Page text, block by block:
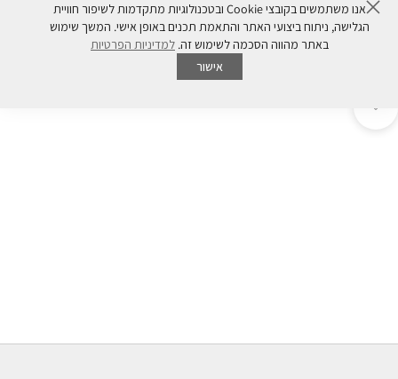
סגור
אנו משתמשים בקובצי Cookie ובטכנולוגיות מתקדמות לשיפור חוויית
הגלישה, ניתוח ביצועי האתר והתאמת תכנים באופן אישי. המשך שימוש
באתר מהווה הסכמה לשימוש זה. למדיניות הפרטיות
אישור
our commitment to sustainability - המחוייבות שלנו לקיימות
הבחירות שאנו עושים מדי יום קשורות ישירות לבריאות כדור הארץ שלנו. כמותג
גלובלי, אנו מודעים היטב להשפעה שיכולה להיות לפעולות שלנו על הסביבה,